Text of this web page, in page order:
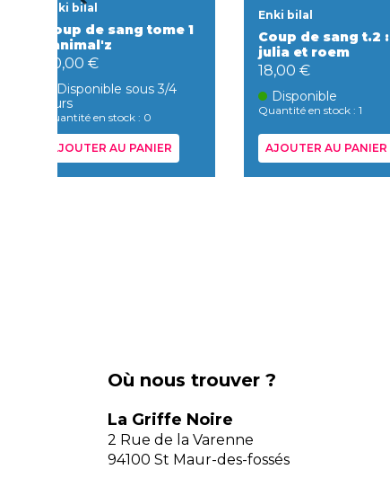
Enki bilal
Coup de sang tome 1
: animal'z
20,00 €
Disponible sous 3/4
jours
Quantité en stock : 0
AJOUTER AU PANIER
Enki bilal
Coup de sang t.2 :
julia et roem
18,00 €
Disponible
Quantité en stock : 1
AJOUTER AU PANIER
Où nous trouver ?
La Griffe Noire
2 Rue de la Varenne
94100 St Maur-des-fossés